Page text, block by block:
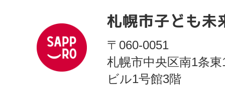
〒060-0051
札幌市中央区南1条
ビル1号館3階